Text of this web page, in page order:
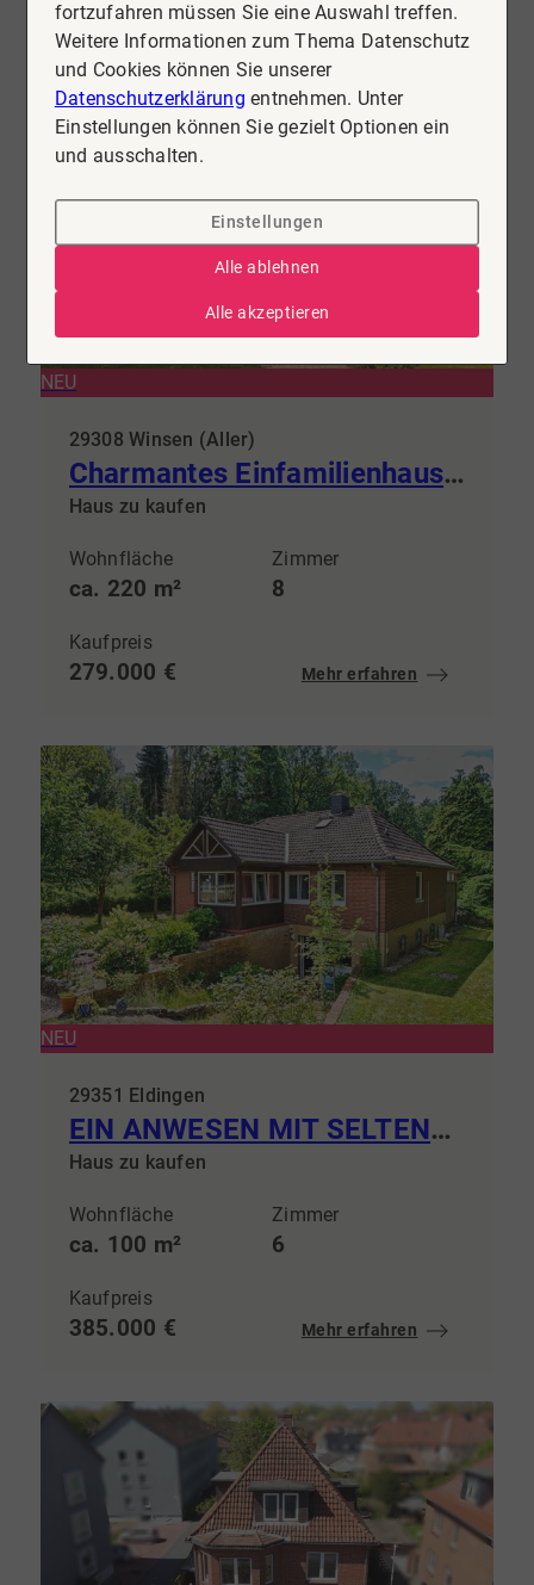
129.000 € Mehr erfahren
NEU
29308 Winsen (Aller)
Charmantes Einfamilienhaus mit zwei Ferienwohnungen auf großzügigem Grundstück
Haus zu kaufen
Wohnfläche
ca. 220 m²
Zimmer
8
Kaufpreis
279.000 € Mehr erfahren
NEU
29351 Eldingen
EIN ANWESEN MIT SELTENHEITSWERT Großzügiges Wohnen zwischen Natur, Wasser und historischem Ambiente
Haus zu kaufen
Wohnfläche
ca. 100 m²
Zimmer
6
Kaufpreis
385.000 € Mehr erfahren
fortzufahren müssen Sie eine Auswahl treffen.
Weitere Informationen zum Thema Datenschutz
und Cookies können Sie unserer
Datenschutzerklärung entnehmen. Unter
Einstellungen können Sie gezielt Optionen ein
und ausschalten.
Einstellungen
Alle ablehnen
Alle akzeptieren